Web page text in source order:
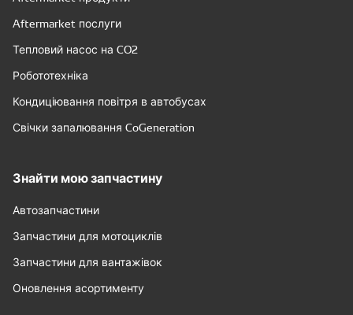
Aftermarket послуги
Тепловий насос на CO2
Робототехніка
Кондиціювання повітря в автобусах
Свічки запалювання CoGeneration
Знайти мою запчастину
Автозапчастини
Запчастини для мотоциклів
Запчастини для вантажівок
Оновлення асортименту